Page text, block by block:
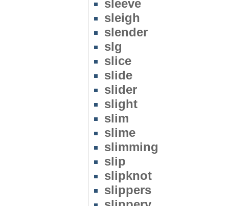
sleeve
sleigh
slender
slg
slice
slide
slider
slight
slim
slime
slimming
slip
slipknot
slippers